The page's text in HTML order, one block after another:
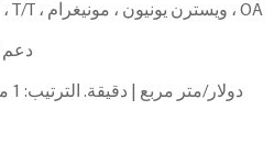
L/C ، D/A ، D/P ، T/T ، ويسترن يونيون ، مونيغرام ، OA
دعم
1200.0 دولار/متر مربع | دقيقة. الترتيب: 1 متر مربع